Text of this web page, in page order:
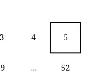
3 4 5
9 ... 52